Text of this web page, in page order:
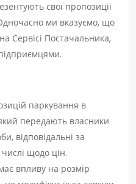
свої пропозиції
ми вказуємо, що
Сервісі Постачальника,
підприємцями.
паркування в
який передають власники
відповідальні за
щодо цін.
впливу на розмір